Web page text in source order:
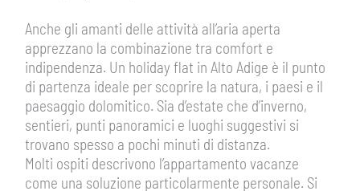
Anche gli amanti delle attività all’aria aperta
apprezzano la combinazione tra comfort e
indipendenza. Un holiday flat in Alto Adige è il punto
di partenza ideale per scoprire la natura, i paesi e il
paesaggio dolomitico. Sia d’estate che d’inverno,
sentieri, punti panoramici e luoghi suggestivi si
trovano spesso a pochi minuti di distanza.
Molti ospiti descrivono l’appartamento vacanze
come una soluzione particolarmente personale. Si